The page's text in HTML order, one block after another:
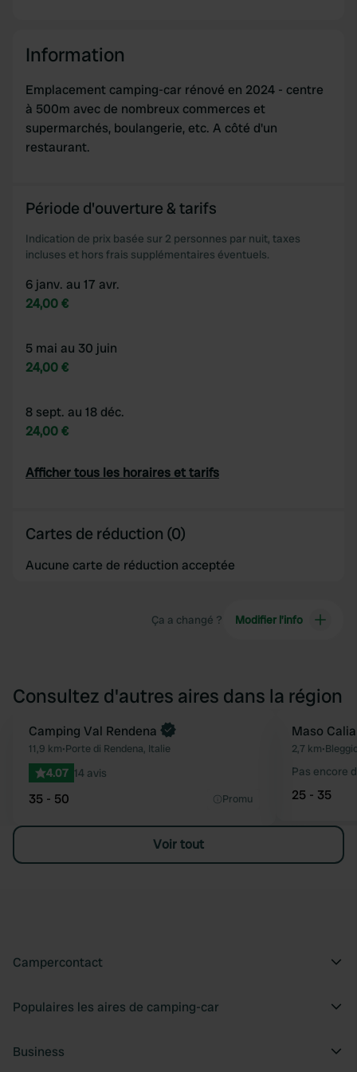
Information
Emplacement camping-car rénové en 2024 - centre
à 500m avec de nombreux commerces et
supermarchés, boulangerie, etc. A côté d'un
restaurant.
Période d'ouverture & tarifs
Indication de prix basée sur 2 personnes par nuit, taxes
incluses et hors frais supplémentaires éventuels.
6 janv. au 17 avr.
24,00 €
5 mai au 30 juin
24,00 €
8 sept. au 18 déc.
24,00 €
Afficher tous les horaires et tarifs
Cartes de réduction (0)
Aucune carte de réduction acceptée
Ça a changé ? Modifier l’info
Consultez d'autres aires dans la région
Préféré
Camping Val Rendena
11,9 km•Porte di Rendena, Italie
4.07 14 avis
35 - 50 Promu
Maso
2,7 km•
Pas encore
25 - 35
Voir tout
Campercontact
Populaires les aires de camping-car
Business